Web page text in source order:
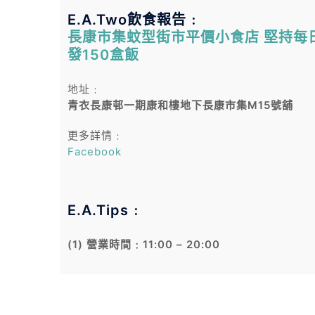
E.A.Two飲食報告﹕
長康市集蚊型街市平價小食店 堅持每
發150盒飯
地址﹕
青衣長康邨一期康和樓地下長康市集M15號舖
更多詳情﹕
Facebook
E.A.Tips﹕
(1) 營業時間﹕11:00 – 20:00